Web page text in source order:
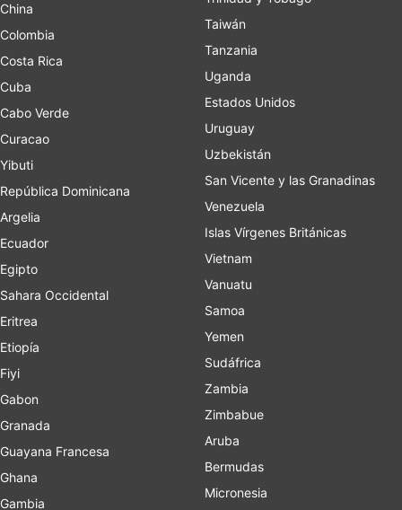
China
Colombia
Costa Rica
Cuba
Cabo Verde
Curacao
Yibuti
República Dominicana
Argelia
Ecuador
Egipto
Sahara Occidental
Eritrea
Etiopía
Fiyi
Gabon
Granada
Guayana Francesa
Ghana
Gambia
Taiwán
Tanzania
Uganda
Estados Unidos
Uruguay
Uzbekistán
San Vicente y las Granadinas
Venezuela
Islas Vírgenes Británicas
Vietnam
Vanuatu
Samoa
Yemen
Sudáfrica
Zambia
Zimbabue
Aruba
Bermudas
Micronesia